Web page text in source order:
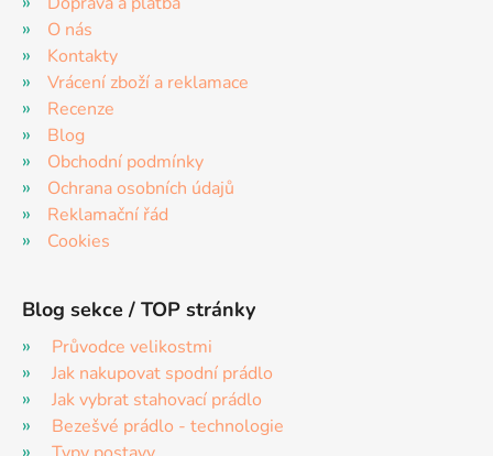
O nás
Kontakty
Vrácení zboží a reklamace
Recenze
Blog
Obchodní podmínky
Ochrana osobních údajů
Reklamační řád
Cookies
Blog sekce / TOP stránky
Průvodce velikostmi
Jak nakupovat spodní prádlo
Jak vybrat stahovací prádlo
Bezešvé prádlo - technologie